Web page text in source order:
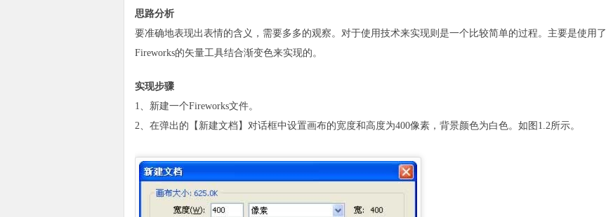
思路分析
要准确地表现出表情的含义，需要多多的观察。对于使用技术来实现则是一个比较简单的过程。主要是使用了
Fireworks的矢量工具结合渐变色来实现的。
实现步骤
1、新建一个Fireworks文件。
2、在弹出的【新建文档】对话框中设置画布的宽度和高度为400像素，背景颜色为白色。如图1.2所示。